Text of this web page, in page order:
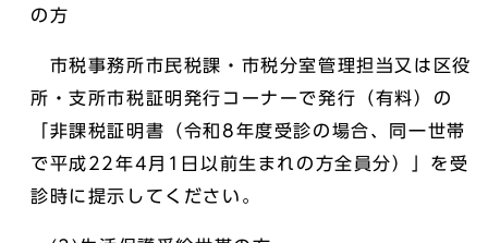
の方
市税事務所市民税課・市税分室管理担当又は区役
所・支所市税証明発行コーナーで発行（有料）の
「非課税証明書（令和8年度受診の場合、同一世帯
で平成22年4月1日以前生まれの方全員分）」を受
診時に提示してください。